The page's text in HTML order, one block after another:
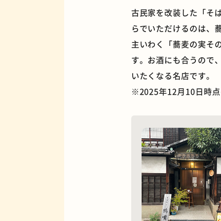
欧風カレー
古民家を改装した「そ
らでいただけるのは、
主いわく「蕎麦の実そ
す。お酒にも合うので
いたくなる名店です。
※2025年12月10日時点